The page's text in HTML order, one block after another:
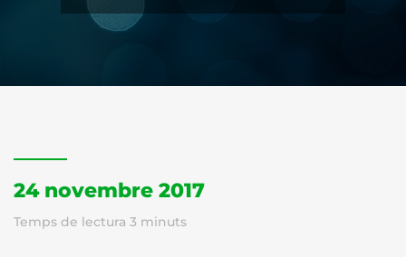
24 novembre 2017
Temps de lectura 3 minuts